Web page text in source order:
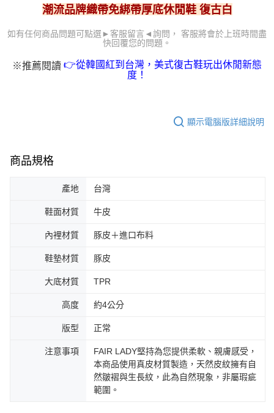
潮流品牌織帶免綁帶厚底休閒鞋復古白
如有任何商品問題 可點選►客服留言 ◄詢問， 客服將會於上班時間盡
快回覆您的問題。
※推薦閱讀 👉從韓國紅到台灣，美式復古鞋玩出休閒新態
度！
顯示電腦版詳細說明
商品規格
產地 台灣
鞋面材質 牛皮
內裡材質 豚皮＋進口布料
鞋墊材質 豚皮
大底材質 TPR
高度 約4公分
版型 正常
注意事項
FAIR LADY堅持為您提供柔軟、親膚感受，
本商品使用真皮材質製造，天然皮紋擁有自
然皺褶與生長紋，此為自然現象，非屬瑕疵
範圍。